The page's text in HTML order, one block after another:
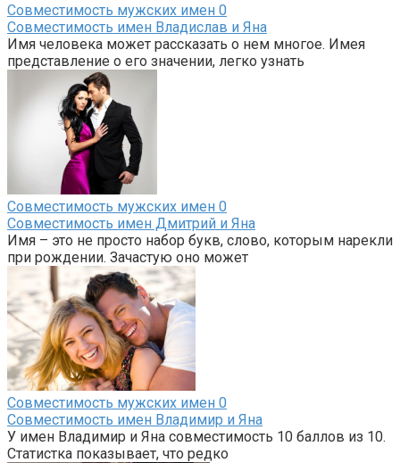
Совместимость мужских имен 0
Совместимость имен Владислав и Яна
Имя человека может рассказать о нем многое. Имея
представление о его значении, легко узнать
Совместимость мужских имен 0
Совместимость имен Дмитрий и Яна
Имя – это не просто набор букв, слово, которым нарекли
при рождении. Зачастую оно может
Совместимость мужских имен 0
Совместимость имен Владимир и Яна
У имен Владимир и Яна совместимость 10 баллов из 10.
Статистка показывает, что редко